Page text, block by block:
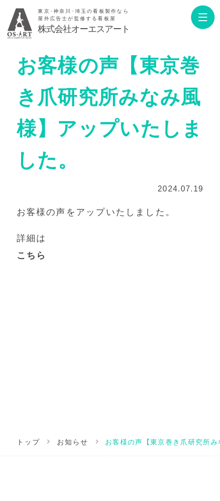
東京･神奈川･埼玉の看板製作なら
屋外広告士が監修する看板屋
株式会社オーエスアート
お客様の声【東京巻
き爪研究所みなみ風
様】アップいたしま
した。
2024.07.19
お客様の声をアップいたしました。
詳細は
こちら
トップ お知らせ お客様の声【東京巻き爪研究所